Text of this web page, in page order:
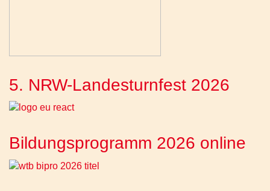
5. NRW-Landesturnfest 2026
Bildungsprogramm 2026 online